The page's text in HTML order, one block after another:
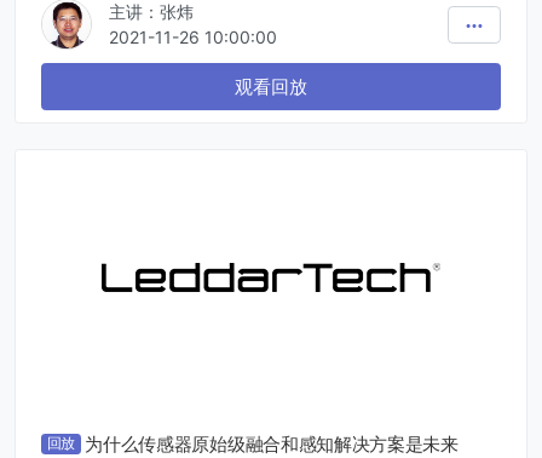
以简易设计技巧，并提供稳定传感器方案，解决相关问题。
诚邀您参与问卷调查！完成后将获发直播内容。
主讲：张炜
2021-11-26 10:00:00
观看回放
回放 为什么传感器原始级融合和感知解决方案是未来